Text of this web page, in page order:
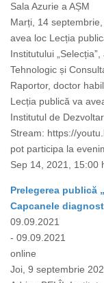
Sala Azurie a AȘM
Marți, 14
avea loc Lecția
Institutului
Tehnologic și
Raportor, doctor
Lecția publică va
Institutul de
Stream: https://
pot participa la
Sep 14, 2021, 15:00
Prelegerea publică
Capcanele
09.09.2021
- 09.09.2021
online
Joi, 9 septembrie